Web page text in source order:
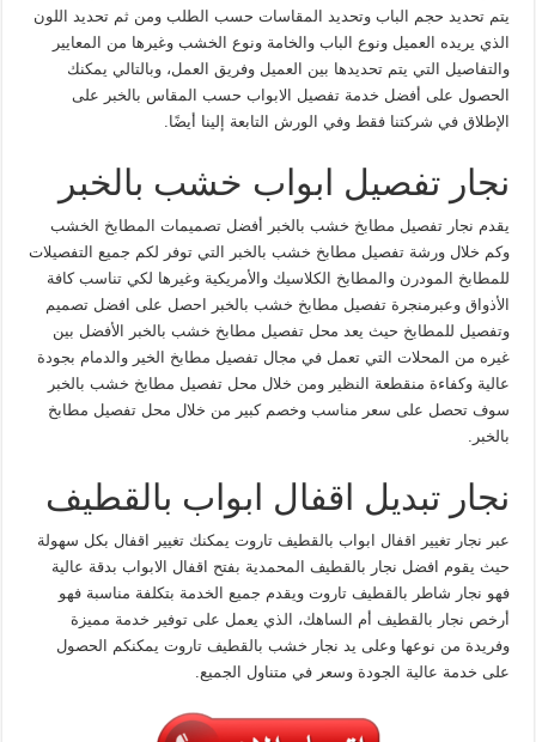
يتم تحديد حجم الباب وتحديد المقاسات حسب الطلب ومن ثم تحديد اللون
الذي يريده العميل ونوع الباب والخامة ونوع الخشب وغيرها من المعايير
والتفاصيل التي يتم تحديدها بين العميل وفريق العمل، وبالتالي يمكنك
الحصول على أفضل خدمة تفصيل الابواب حسب المقاس بالخبر على
الإطلاق في شركتنا فقط وفي الورش التابعة إلينا أيضًا.
نجار تفصيل ابواب خشب بالخبر
يقدم نجار تفصيل مطابخ خشب بالخبر أفضل تصميمات المطابخ الخشب
وكم خلال ورشة تفصيل مطابخ خشب بالخبر التي توفر لكم جميع التفصيلات
للمطابخ المودرن والمطابخ الكلاسيك والأمريكية وغيرها لكي تناسب كافة
الأذواق وعبرمنجرة تفصيل مطابخ خشب بالخبر احصل على افضل تصميم
وتفصيل للمطابخ حيث يعد محل تفصيل مطابخ خشب بالخبر الأفضل بين
غيره من المحلات التي تعمل في مجال تفصيل مطابخ الخير والدمام بجودة
عالية وكفاءة منقطعة النظير ومن خلال محل تفصيل مطابخ خشب بالخبر
سوف تحصل على سعر مناسب وخصم كبير من خلال محل تفصيل مطابخ
بالخبر.
نجار تبديل اقفال ابواب بالقطيف
عبر نجار تغيير اقفال ابواب بالقطيف تاروت يمكنك تغيير اقفال بكل سهولة
حيث يقوم افضل نجار بالقطيف المحمدية بفتح اقفال الابواب بدقة عالية
فهو نجار شاطر بالقطيف تاروت ويقدم جميع الخدمة بتكلفة مناسبة فهو
أرخص نجار بالقطيف أم الساهك، الذي يعمل على توفير خدمة مميزة
وفريدة من نوعها وعلى يد نجار خشب بالقطيف تاروت يمكنكم الحصول
على خدمة عالية الجودة وسعر في متناول الجميع.